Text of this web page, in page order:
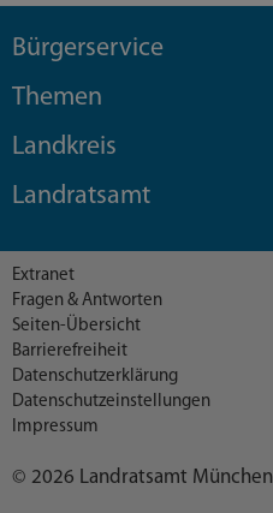
Bürgerservice
Themen
Landkreis
Landratsamt
© 2026 Landratsamt München
Extranet
Fragen & Antworten
Seiten-Übersicht
Barrierefreiheit
Datenschutzerklärung
Datenschutzeinstellungen
Impressum